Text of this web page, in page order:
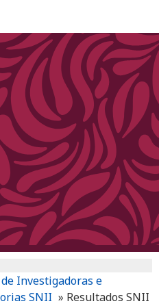
Investigadoras e
SNII » Resultados SNII